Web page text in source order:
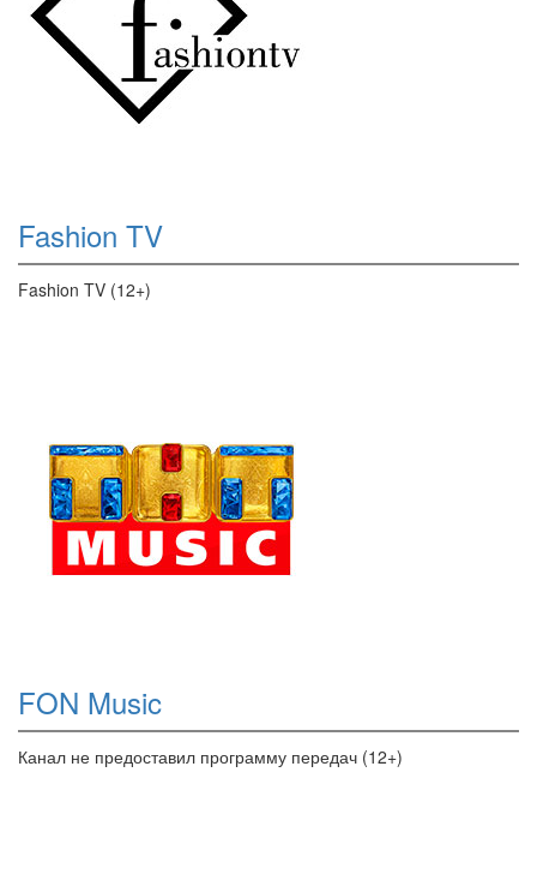
Fashion TV
Fashion TV (12+)
FON Music
Канал не предоставил программу передач (12+)